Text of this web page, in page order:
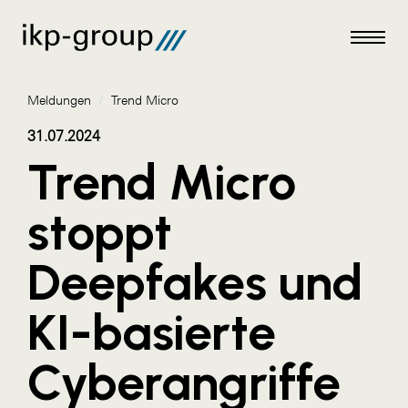
Meldungen
AKTUELLES
ACO
ALEX Krems
Amazon Web Services
Artweger
AustroCel Hallein
Meldungen / Trend Micro
31.07.2024
Trend Micro
stoppt
Deepfakes und
KI-basierte
Cyberangriffe